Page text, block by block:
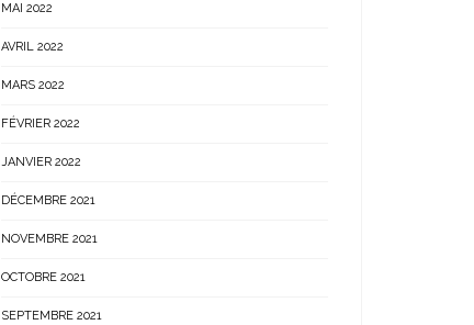
MAI 2022
AVRIL 2022
MARS 2022
FÉVRIER 2022
JANVIER 2022
DÉCEMBRE 2021
NOVEMBRE 2021
OCTOBRE 2021
SEPTEMBRE 2021